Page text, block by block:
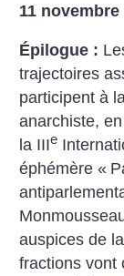
11 novembre
Épilogue :
trajectoires
participent à
anarchiste,
la IIIe
éphémère «
auspicesde
fractions vont